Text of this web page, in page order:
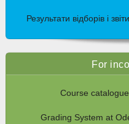
Результати відборів і
For
Course
Grading System at